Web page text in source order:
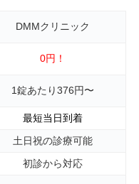
DMMクリニック
0円！
1錠あたり376円〜
最短当日到着
土日祝の診療可能
初診から対応